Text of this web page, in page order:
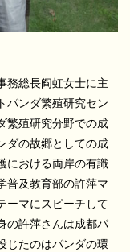
務総長阎虹女士に主
パンダ繁殖研究セン
繁殖研究分野での成
ダの故郷としての成
における両岸の有識
普及教育部の許萍マ
ーマにスピーチして
の許萍さんは成都パ
じたのはパンダの環